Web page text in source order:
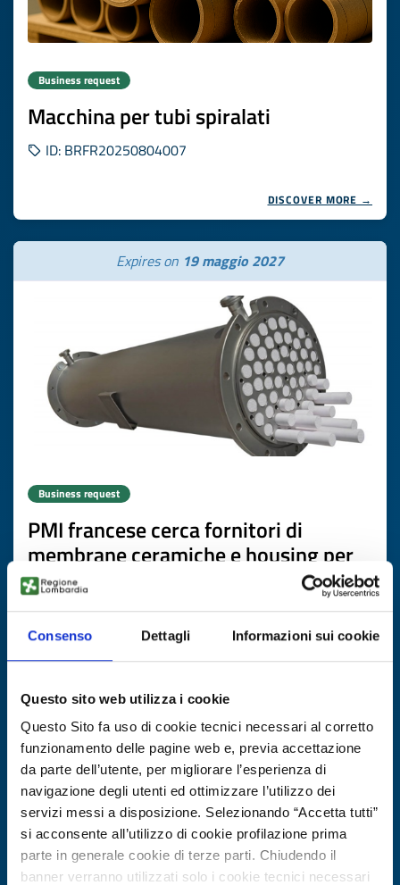
Consenso Dettagli Informazioni sui cookie
Questo sito web utilizza i cookie
Questo Sito fa uso di cookie tecnici necessari al corretto
funzionamento delle pagine web e, previa accettazione
da parte dell’utente, per migliorare l’esperienza di
navigazione degli utenti ed ottimizzare l’utilizzo dei
servizi messi a disposizione. Selezionando “Accetta tutti”
si acconsente all’utilizzo di cookie profilazione prima
parte in generale cookie di terze parti. Chiudendo il
banner verranno utilizzati solo i cookie tecnici necessari
Business request
Macchina per tubi spiralati
ID: BRFR20250804007
DISCOVER MORE →
Expires on 19 maggio 2027
Business request
PMI francese cerca fornitori di
membrane ceramiche e housing per
filtrazione del vino
ID: BRFR20260429001
DISCOVER MORE →
Expires on05 novembre 2026